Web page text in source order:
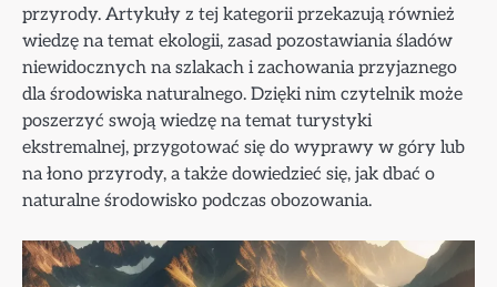
przyrody. Artykuły z tej kategorii przekazują również
wiedzę na temat ekologii, zasad pozostawiania śladów
niewidocznych na szlakach i zachowania przyjaznego
dla środowiska naturalnego. Dzięki nim czytelnik może
poszerzyć swoją wiedzę na temat turystyki
ekstremalnej, przygotować się do wyprawy w góry lub
na łono przyrody, a także dowiedzieć się, jak dbać o
naturalne środowisko podczas obozowania.